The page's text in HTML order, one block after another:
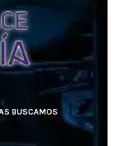
BUSCAMOS